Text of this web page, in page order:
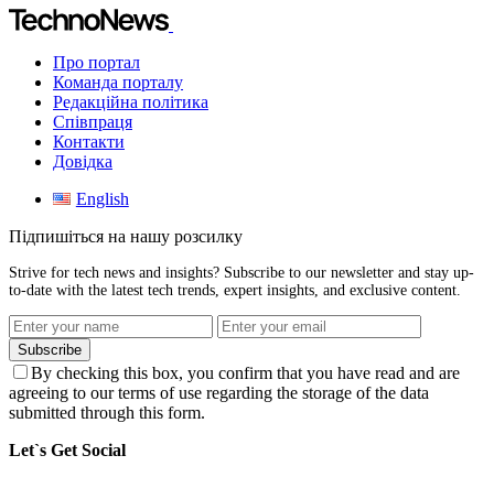
Про портал
Команда порталу
Редакційна політика
Співпраця
Контакти
Довідка
English
Підпишіться на нашу розсилку
Strive for tech news and insights? Subscribe to our newsletter and stay up-
to-date with the latest tech trends, expert insights, and exclusive content.
Subscribe
By checking this box, you confirm that you have read and are
agreeing to our terms of use regarding the storage of the data
submitted through this form.
Let`s Get Social